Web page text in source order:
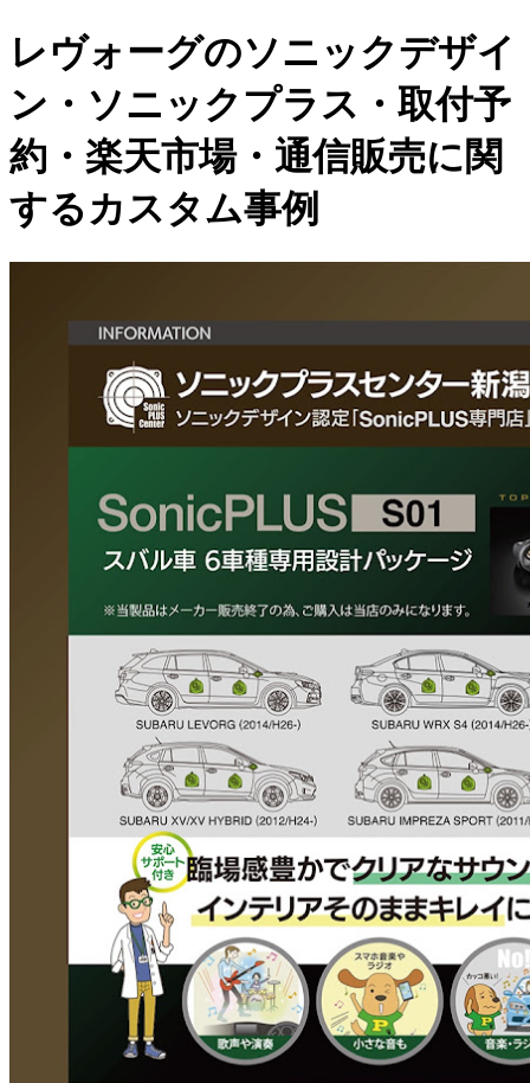
レヴォーグのソニックデザイ
ン・ソニックプラス・取付予
約・楽天市場・通信販売に関
するカスタム事例